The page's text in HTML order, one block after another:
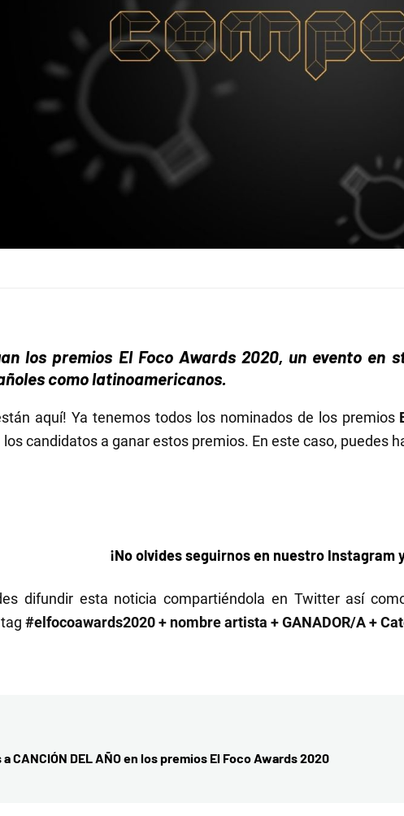
los premios El Foco Awards 2020, un evento
como latinoamericanos.
aquí! Ya tenemos todos los nominados de los premios
los candidatos a ganar estos premios. En este caso, puedes
¡No olvides seguirnos en nuestro Instagram
difundir esta noticia compartiéndola en Twitter así
#elfocoawards2020 + nombre artista + GANADOR/A +
CANCIÓN DEL AÑO en los premios El Foco Awards 2020